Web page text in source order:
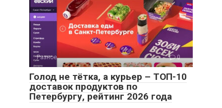
Разное 0
Голод не тётка, а курьер – ТОП-10
доставок продуктов по
Петербургу, рейтинг 2026 года